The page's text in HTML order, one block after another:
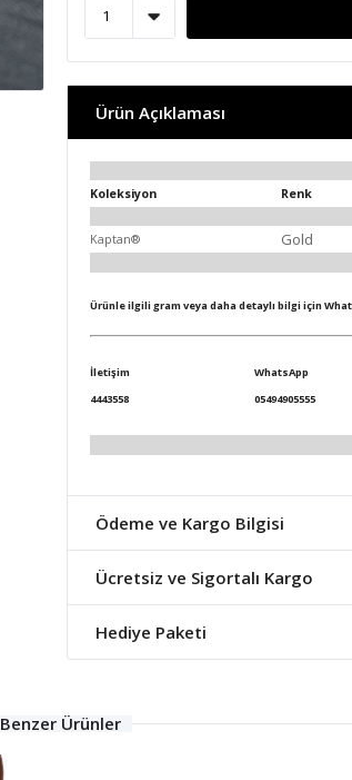
Ürün Açıklaması
Koleksiyon Renk
Kaptan® Gold
Ürünle ilgili gram veya daha detaylı bilgi için
İletişim
4443558
WhatsApp
05494905555
Ödeme ve Kargo Bilgisi
Ücretsiz ve Sigortalı Kargo
Hediye Paketi
Benzer Ürünler